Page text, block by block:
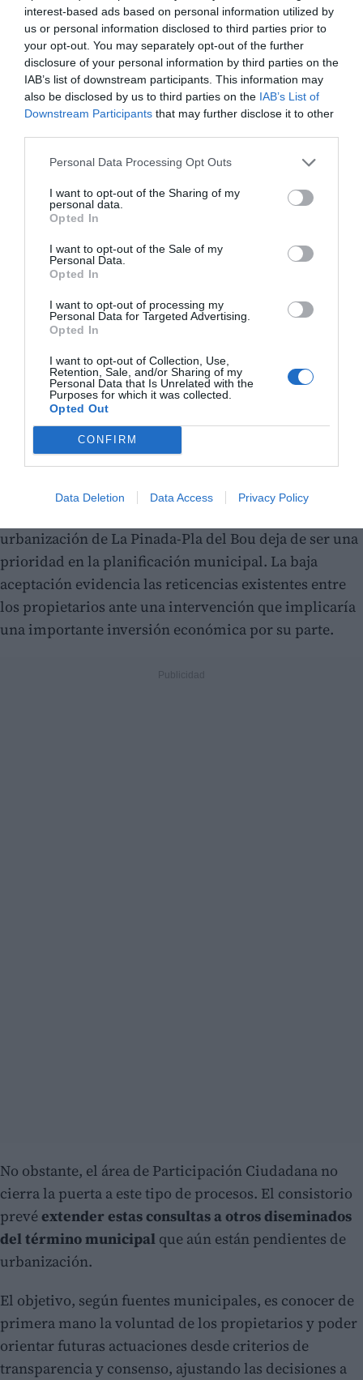
interest-based ads based on personal information utilized by
us or personal information disclosed to third parties prior to
your opt-out. You may separately opt-out of the further
disclosure of your personal information by third parties on the
IAB’s list of downstream participants. This information may
also be disclosed by us to third parties on the IAB’s List of
Downstream Participants that may further disclose it to other
Personal Data Processing Opt Outs
I want to opt-out of the Sharing of my
personal data.
Opted In
I want to opt-out of the Sale of my
Personal Data.
Opted In
I want to opt-out of processing my
Personal Data for Targeted Advertising.
Opted In
I want to opt-out of Collection, Use,
Retention, Sale, and/or Sharing of my
Personal Data that Is Unrelated with the
Purposes for which it was collected.
Opted Out
CONFIRM
Data Deletion Data Access Privacy Policy
El proyecto dejará de ser una
prioridad en la planificación
municipal
urbanización de La Pinada-Pla del Bou deja de ser una
prioridad en la planificación municipal. La baja
aceptación evidencia las reticencias existentes entre
los propietarios ante una intervención que implicaría
una importante inversión económica por su parte.
No obstante, el área de Participación Ciudadana no
cierra la puerta a este tipo de procesos. El consistorio
prevéextender estas consultas a otros diseminados
del término municipal que aún están pendientes de
urbanización.
El objetivo, según fuentes municipales, es conocer de
primera mano la voluntad de los propietarios y poder
orientar futuras actuaciones desde criterios de
transparencia y consenso, ajustando las decisiones a